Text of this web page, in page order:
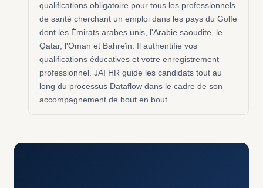
qualifications obligatoire pour tous les professionnels
de santé cherchant un emploi dans les pays du Golfe
dont les Émirats arabes unis, l'Arabie saoudite, le
Qatar, l'Oman et Bahreïn. Il authentifie vos
qualifications éducatives et votre enregistrement
professionnel. JAI HR guide les candidats tout au
long du processus Dataflow dans le cadre de son
accompagnement de bout en bout.